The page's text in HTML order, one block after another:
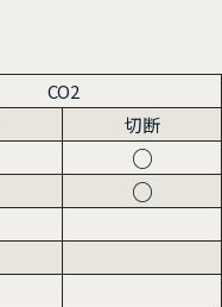
CO2
切断
○
○